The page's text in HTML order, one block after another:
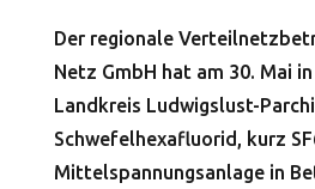
Der regionale
Netz GmbH hat am 30. Mai
Landkreis Ludwigslust-
Schwefelhexafluorid, kurz
Mittelspannungsanlage in